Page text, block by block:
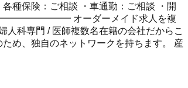
種保険：ご相談 ・車通勤：ご相談 ・開
オーダーメイド求人を複
科専門 / 医師複数名在籍の会社だからこ
め、独自のネットワークを持ちます。 産